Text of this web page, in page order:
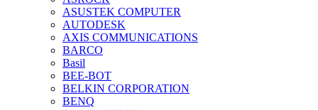
ASUSTEK COMPUTER
AUTODESK
AXIS COMMUNICATIONS
BARCO
Basil
BEE-BOT
BELKIN CORPORATION
BENQ